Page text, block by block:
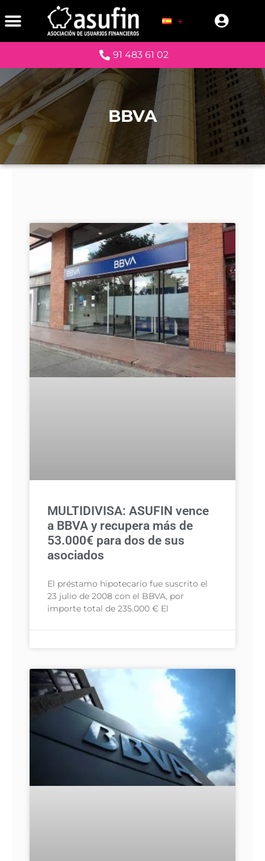
91 483 61 02
BBVA
MULTIDIVISA: ASUFIN vence
a BBVA y recupera más de
53.000€ para dos de sus
asociados
El préstamo hipotecario fue suscrito el
23 julio de 2008 con el BBVA, por
importe total de 235.000 € El